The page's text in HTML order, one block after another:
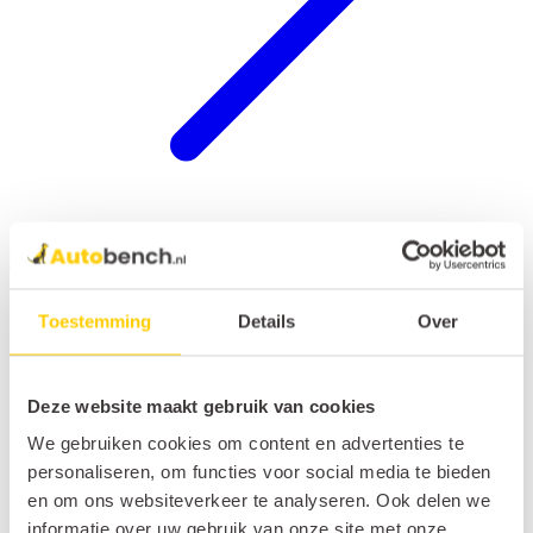
Toestemming Details Over
Deze website maakt gebruik van cookies
We gebruiken cookies om content en advertenties te
personaliseren, om functies voor social media te bieden
en om ons websiteverkeer te analyseren. Ook delen we
informatie over uw gebruik van onze site met onze
Hondenrek auto